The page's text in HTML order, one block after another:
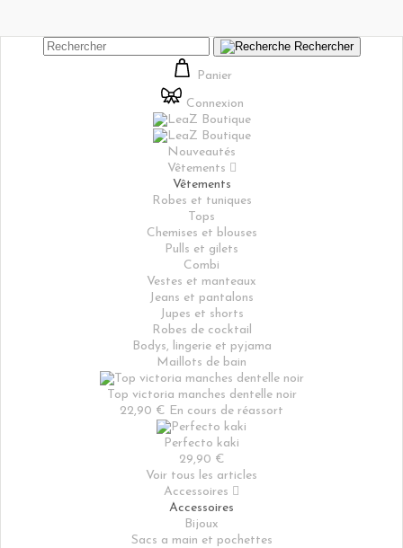
Rechercher
Panier
Connexion
Nouveautés
Vêtements 
Vêtements
Robes et tuniques
Tops
Chemises et blouses
Pulls et gilets
Combi
Vestes et manteaux
Jeans et pantalons
Jupes et shorts
Robes de cocktail
Bodys, lingerie et pyjama
Maillots de bain
Top victoria manches dentelle noir
22,90 € En cours de réassort
Perfecto kaki
29,90 €
Voir tous les articles
Accessoires 
Accessoires
Bijoux
Sacs a main et pochettes